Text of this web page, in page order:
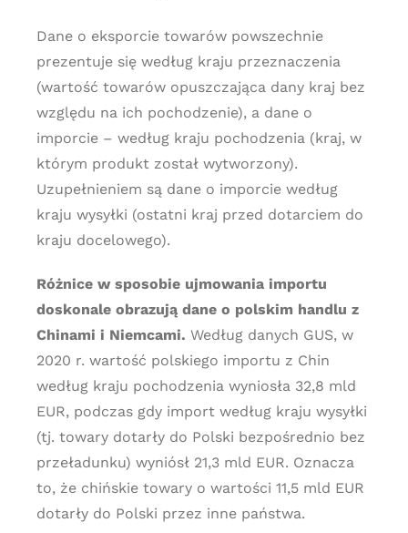
Dane o eksporcie towarów powszechnie
prezentuje się według kraju przeznaczenia
(wartość towarów opuszczająca dany kraj bez
względu na ich pochodzenie), a dane o
imporcie – według kraju pochodzenia (kraj, w
którym produkt został wytworzony).
Uzupełnieniem są dane o imporcie według
kraju wysyłki (ostatni kraj przed dotarciem do
kraju docelowego).
Różnice w sposobie ujmowania importu
doskonale obrazują dane o polskim handlu z
Chinami i Niemcami. Według danych GUS, w
2020 r. wartość polskiego importu z Chin
według kraju pochodzenia wyniosła 32,8 mld
EUR, podczas gdy import według kraju wysyłki
(tj. towary dotarły do Polski bezpośrednio bez
przeładunku) wyniósł 21,3 mld EUR. Oznacza
to, że chińskie towary o wartości 11,5 mld EUR
dotarły do Polski przez inne państwa.